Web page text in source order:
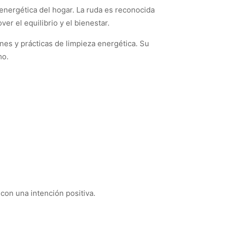
del hogar. La ruda es reconocida
el equilibrio y el bienestar.
y prácticas de limpieza energética. Su
una intención positiva.